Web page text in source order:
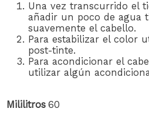
Una vez transcurrido el
añadir un poco de agua
suavemente el cabello.
Para estabilizar el color
post-tinte.
Para acondicionar el
utilizar algún
Mililitros 60